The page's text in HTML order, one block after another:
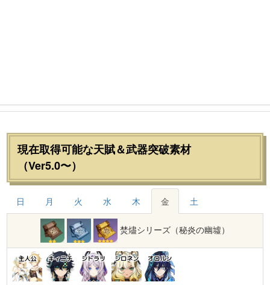
現在取得可能な天賦＆武器突破素材
（Ver5.0〜）
日 月 火 水 木 金 土
焚燼シリーズ（秘炎の幽墟）
主人公 キィニチ シトラリ シロネン オロルン